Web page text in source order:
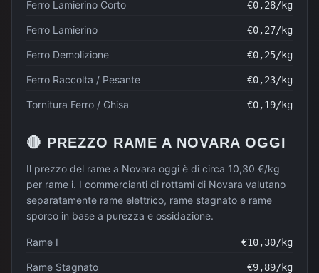
Ferro Lamierino Corto €0,28/kg
Ferro Lamierino €0,27/kg
Ferro Demolizione €0,25/kg
Ferro Raccolta / Pesante €0,23/kg
Tornitura Ferro / Ghisa €0,19/kg
🔴 PREZZO RAME A NOVARA OGGI
Il prezzo del rame a Novara oggi è di circa 10,30 €/kg
per rame i. I commercianti di rottami di Novara valutano
separatamente rame elettrico, rame stagnato e rame
sporco in base a purezza e ossidazione.
Rame I €10,30/kg
Rame Stagnato €9,89/kg